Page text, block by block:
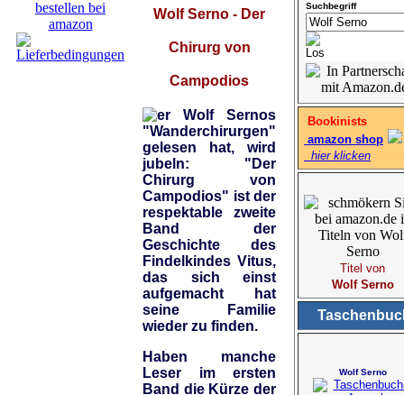
Wolf Serno - Der
Chirurg von
Campodios
er Wolf Sernos
"Wanderchirurgen"
gelesen hat, wird
jubeln: "Der
Chirurg von
Campodios" ist der
respektable zweite
Band der
Geschichte des
Findelkindes Vitus,
das sich einst
aufgemacht hat
seine Familie
wieder zu finden.
Haben manche
Leser im ersten
Band die Kürze der
Suchbegriff
Bookinists
amazon shop
hier klicken
Titel von
Wolf Serno
Wolf Serno